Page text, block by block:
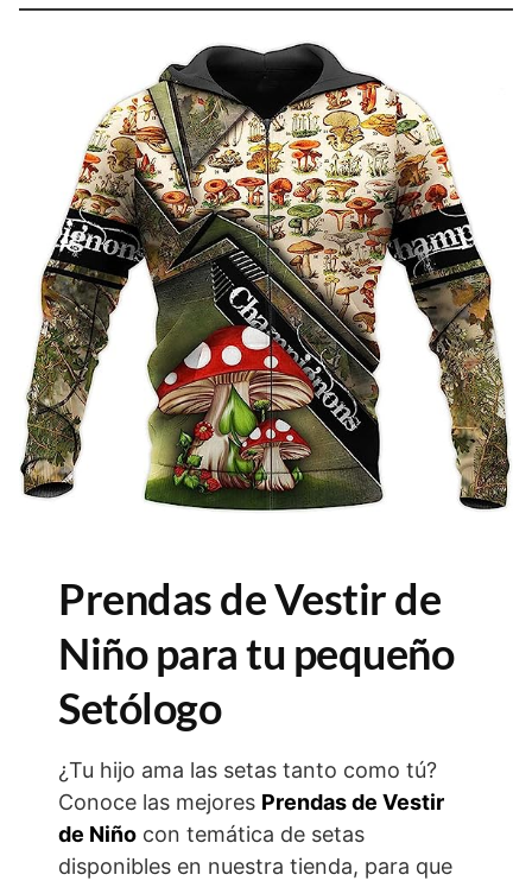
Prendas de Vestir de
Niño para tu pequeño
Setólogo
¿Tu hijo ama las setas tanto como tú?
Conoce las mejores Prendas de Vestir
de Niño con temática de setas
disponibles en nuestra tienda, para que